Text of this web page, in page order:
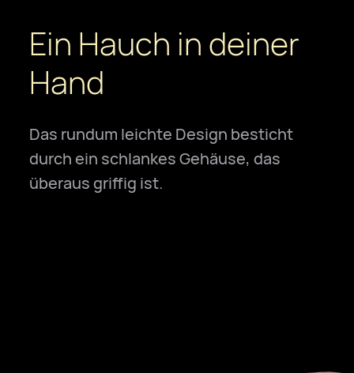
Ein Hauch in deiner
Hand
Das rundum leichte Design besticht
durch ein schlankes Gehäuse, das
überaus griffig ist.